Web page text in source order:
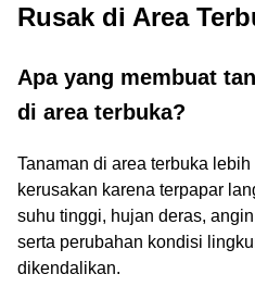
Rusak di Area
Apa yang membuat
di area terbuka?
Tanaman di area terbuka
kerusakan karena terpapar
suhu tinggi, hujan deras,
serta perubahan kondisi
dikendalikan.